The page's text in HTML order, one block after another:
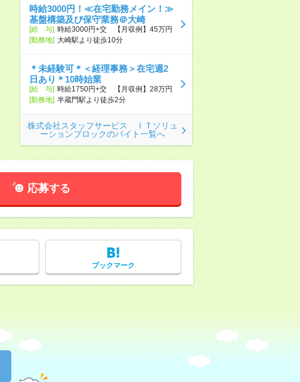
時給3000円！≪在宅勤務メイン！≫
基盤構築及び保守業務＠大崎
[給 与] 時給3000円+交 【月収例】45万円
[勤務地] 大崎駅より徒歩10分
＊未経験可＊＜経理事務＞在宅週2
日あり＊10時始業
[給 与] 時給1750円+交 【月収例】28万円
[勤務地] 半蔵門駅より徒歩2分
株式会社スタッフサービス ＩＴソリュ
ーションブロックのバイト一覧へ
応募する
ブックマーク